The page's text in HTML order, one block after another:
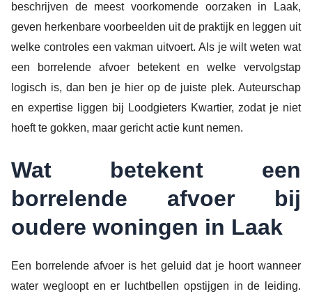
beschrijven de meest voorkomende oorzaken in Laak,
geven herkenbare voorbeelden uit de praktijk en leggen uit
welke controles een vakman uitvoert. Als je wilt weten wat
een borrelende afvoer betekent en welke vervolgstap
logisch is, dan ben je hier op de juiste plek. Auteurschap
en expertise liggen bij Loodgieters Kwartier, zodat je niet
hoeft te gokken, maar gericht actie kunt nemen.
Wat betekent een
borrelende afvoer bij
oudere woningen in Laak
Een borrelende afvoer is het geluid dat je hoort wanneer
water wegloopt en er luchtbellen opstijgen in de leiding.